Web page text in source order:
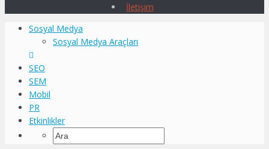
İletişim
Sosyal Medya
Sosyal Medya Araçları
SEO
SEM
Mobil
PR
Etkinlikler